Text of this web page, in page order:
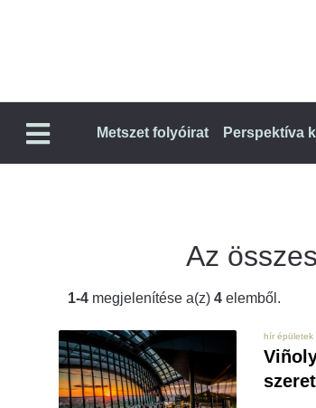
Metszet folyóirat Perspektíva
Az
1-4 megjelenítése a(z) 4 elemből.
hír épületek